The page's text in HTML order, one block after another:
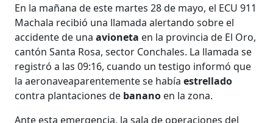
En la mañana de este martes 28 de mayo, el ECU 911
Machala recibió una llamada alertando sobre el
accidente de unaavioneta en la provincia de El Oro,
cantón Santa Rosa, sector Conchales. La llamada se
registró a las 09:16, cuando un testigo informó que
la aeronaveaparentemente se habíaestrellado
contra plantaciones de banano en la zona.
Ante esta emergencia, la sala de operaciones del